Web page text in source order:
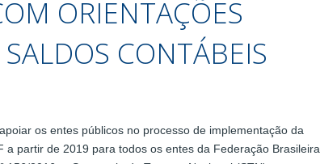
ORIENTAÇÕES
CONTÁBEIS
os entes públicos no processo de implementação da
partir de 2019 para todos os entes da Federação Brasileira